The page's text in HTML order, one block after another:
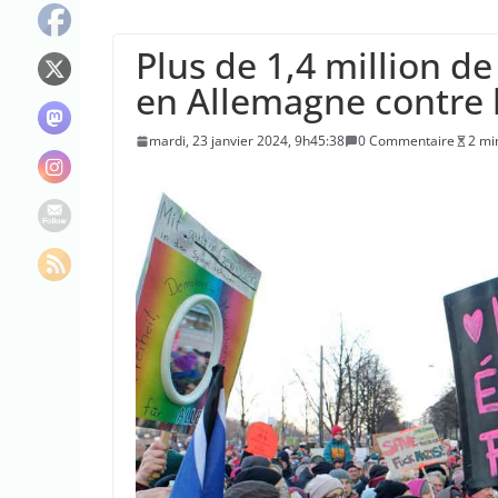
L’épidémie
La justice dit
Plus de 1,4 million
en Allemagne contre
mardi, 23 janvier 2024, 9h45:38 0 Commentaire 2